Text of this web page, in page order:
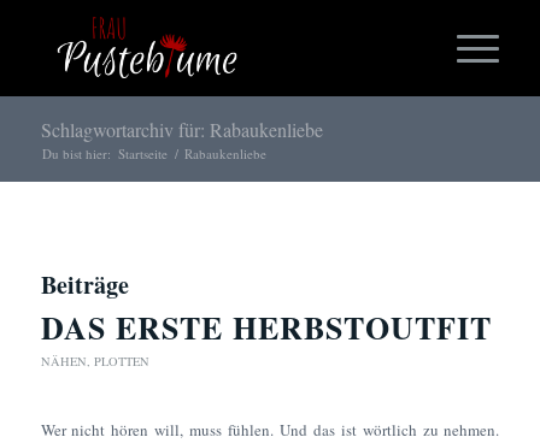
Schlagwortarchiv für: Rabaukenliebe
Du bist hier: Startseite / Rabaukenliebe
Beiträge
DAS ERSTE HERBSTOUTFIT
NÄHEN, PLOTTEN
Wer nicht hören will, muss fühlen. Und das ist wörtlich zu nehmen.